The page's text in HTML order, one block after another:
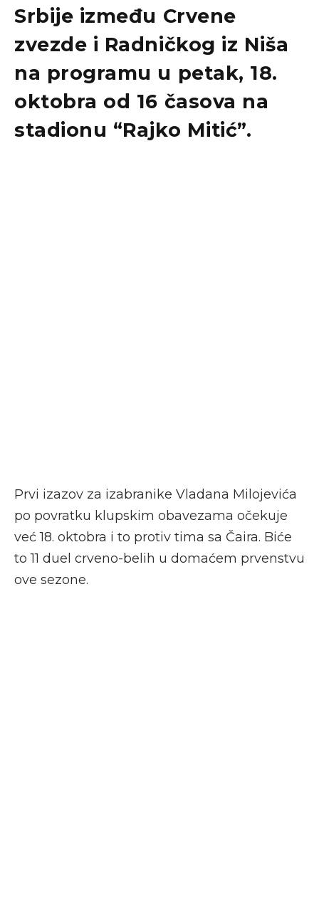
Srbije između Crvene
zvezde i Radničkog iz Niša
na programu u petak, 18.
oktobra od 16 časova na
stadionu “Rajko Mitić”.
Prvi izazov za izabranike Vladana Milojevića
po povratku klupskim obavezama očekuje
već 18. oktobra i to protiv tima sa Čaira. Biće
to 11 duel crveno-belih u domaćem prvenstvu
ove sezone.